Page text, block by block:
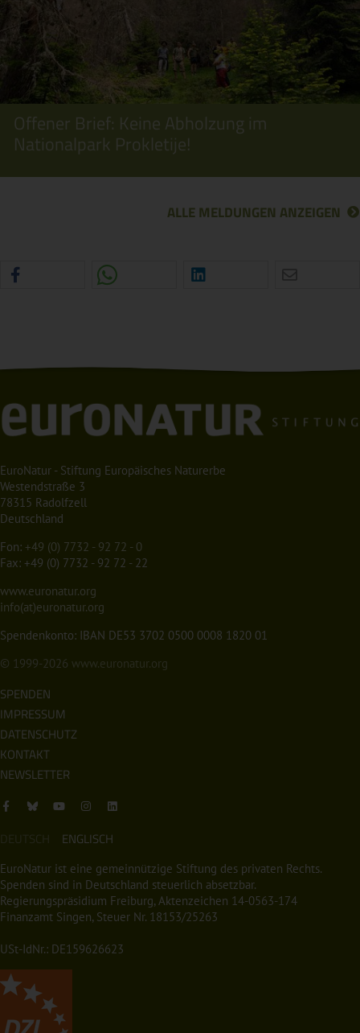
Offener Brief: Keine Abholzung im
Nationalpark Prokletije!
ALLE MELDUNGEN ANZEIGEN
EuroNatur - Stiftung Europäisches Naturerbe
Westendstraße 3
78315 Radolfzell
Deutschland
Fon: +49 (0) 7732 - 92 72 - 0
Fax: +49 (0) 7732 - 92 72 - 22
www.euronatur.org
info(at)euronatur.org
Spendenkonto: IBAN DE53 3702 0500 0008 1820 01
© 1999-2026 www.euronatur.org
SPENDEN
IMPRESSUM
DATENSCHUTZ
KONTAKT
NEWSLETTER
DEUTSCH ENGLISCH
EuroNatur ist eine gemeinnützige Stiftung des privaten Rechts.
Spenden sind in Deutschland steuerlich absetzbar.
Regierungspräsidium Freiburg, Aktenzeichen 14-0563-174
Finanzamt Singen, Steuer Nr. 18153/25263
USt-IdNr.: DE159626623